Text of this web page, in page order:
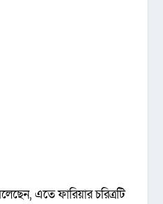
এতে ফারিয়ার চরিত্রটি